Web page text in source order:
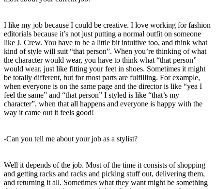
I like my job because I could be creative. I love working for fashion
editorials because it’s not just putting a normal outfit on someone
like J. Crew. You have to be a little bit intuitive too, and think what
kind of style will suit “that person”. When you’re thinking of what
the character would wear, you have to think what “that person”
would wear, just like fitting your feet in shoes. Sometimes it might
be totally different, but for most parts are fulfilling. For example,
when everyone is on the same page and the director is like “yea I
feel the same” and “that person” I styled is like “that’s my
character”, when that all happens and everyone is happy with the
way it came out it feels good!
-Can you tell me about your job as a stylist?
Well it depends of the job. Most of the time it consists of shopping
and getting racks and racks and picking stuff out, delivering them,
and returning it all. Sometimes what they want might be something